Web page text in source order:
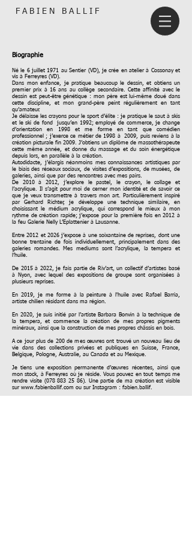
F A B I E N B A L L I F
​Biographie
Né le 6 juillet 1971 au Sentier (VD), je crée en atelier à Cossonay et
vis à Ferreyres (VD).
Dans mon enfance, je pratique beaucoup le dessin, et obtiens un
premier prix à 16 ans au collège secondaire. Cette affinité avec le
dessin est peut-être génétique : mon père est lui-même doué dans
cette discipline, et mon grand-père peint régulièrement en tant
qu’amateur.
Je délaisse les crayons pour le sport d’élite : je pratique le saut à skis
et le ski de fond jusqu’en 1992; employé de commerce, je change
d’orientation en 1998 et me forme en tant que comédien
professionnel ; j’exerce ce métier de 1998 à 2009, puis reviens à la
création picturale fin 2009. J’obtiens un diplôme de massothérapeute
cette même année, et donne du massage et du soin énergétique
depuis lors, en parallèle à la création.
Autodidacte, j’élargis néanmoins mes connaissances artistiques par
le biais des réseaux sociaux, de visites d’expositions, de musées, de
galeries, ainsi que par des rencontres avec mes pairs.
De 2010 à 2012, j’explore le pastel, le crayon, le collage et
l’acrylique. Il s’agit pour moi de cerner mon identité et de savoir ce
que je veux transmettre à travers mon art. Particulièrement inspiré
par Gerhard Richter, je développe une technique similaire, en
choisissant le médium acrylique, qui correspond le mieux à mon
rythme de création rapide; j’expose pour la première fois en 2012 à
la feu Galerie Nelly L’Eplattenier à Lausanne.
Entre 2012 et 2026 j’expose à une soixantaine de reprises, dont une
bonne trentaine de fois individuellement, principalement dans des
galeries romandes. Mes mediums sont l’acrylique, la tempera et
l’huile.
De 2015 à 2022, je fais partie de Riv’art, un collectif d’artistes basé
à Nyon, avec lequel des expositions de groupe sont organisées à
plusieurs reprises.
En 2019, je me forme à la peinture à l'huile avec Rafael Barria,
artiste chilien résidant dans ma région.
En 2020, je suis initié par l’artiste Barbara Bonvin à la technique de
la tempera, et commence la création de mes propres pigments
minéraux, ainsi que la construction de mes propres châssis en bois.
A ce jour plus de 200 de mes œuvres ont trouvé un nouveau lieu de
vie dans des collections privées et publiques en Suisse, France,
Belgique, Pologne, Australie, au Canada et au Mexique.
Je tiens une exposition permanente d’œuvres récentes, ainsi que
mon stock, à Ferreyres où je réside. Vous pouvez en tout temps me
rendre visite (078 883 25 86). Une partie de ma création est visible
sur www.fabienballif.com ou sur Instagram : fabien.ballif.